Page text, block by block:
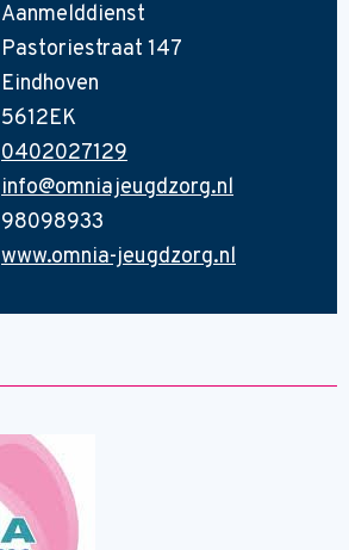
Aanmelddienst
Pastoriestraat 147
Eindhoven
5612EK
0402027129
info@omniajeugdzorg.nl
98098933
www.omnia-jeugdzorg.nl